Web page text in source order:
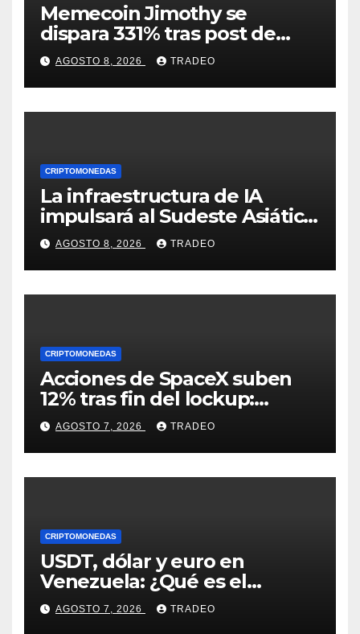
Memecoin Jimothy se
dispara 331% tras post de
Elon Musk sobre un
mapache
AGOSTO 8, 2026 TRADEO
CRIPTOMONEDAS
La infraestructura de IA
impulsará al Sudeste Asiático,
destaca United Overseas
Bank
AGOSTO 8, 2026 TRADEO
CRIPTOMONEDAS
Acciones de SpaceX suben
12% tras fin del lockup:
¿Hasta dónde podrían llegar
en agosto?
AGOSTO 7, 2026 TRADEO
CRIPTOMONEDAS
USDT, dólar y euro en
Venezuela: ¿Qué es el
fenómeno “Rockets and
Feathers”?
AGOSTO 7, 2026 TRADEO